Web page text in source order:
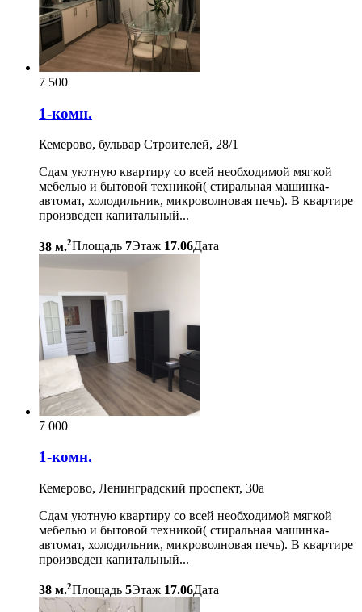
7 500
1-комн.
Кемерово, бульвар Строителей, 28/1
Сдам уютную квартиру со всей необходимой мягкой
мебелью и бытовой техникой( стиральная машинка-
автомат, холодильник, микроволновая печь). В квартире
произведен капитальный...
38 м.2Площадь 7Этаж 17.06Дата
7 000
1-комн.
Кемерово, Ленинградский проспект, 30а
Сдам уютную квартиру со всей необходимой мягкой
мебелью и бытовой техникой( стиральная машинка-
автомат, холодильник, микроволновая печь). В квартире
произведен капитальный...
38 м.2Площадь 5Этаж 17.06Дата